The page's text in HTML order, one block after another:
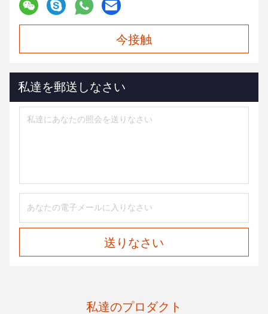
今接触
私達を郵送しなさい
送りなさい
私達のプロダクト